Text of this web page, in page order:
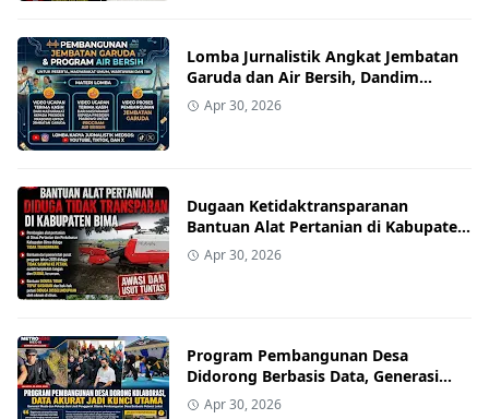
Lomba Jurnalistik Angkat Jembatan
Garuda dan Air Bersih, Dandim
1608/Bima Ajak Publik Terlibat
Apr 30, 2026
Dugaan Ketidaktransparanan
Bantuan Alat Pertanian di Kabupaten
Bima Disorot
Apr 30, 2026
Program Pembangunan Desa
Didorong Berbasis Data, Generasi
Muda Jadi Motor Penggerak
Apr 30, 2026